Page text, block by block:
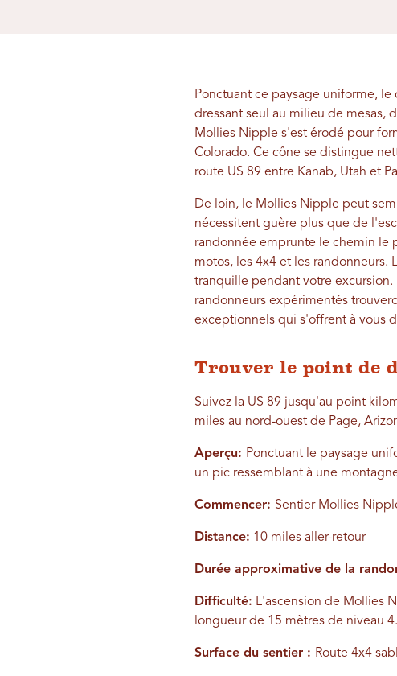
Ponctuant ce paysage uniforme,
dressant seul au milieu de mesas,
Mollies Nipple s'est érodé pour
Colorado. Ce cône se distingue
route US 89 entre Kanab, Utah et
De loin, le Mollies Nipple peut
nécessitent guère plus que de
randonnée emprunte le chemin le
motos, les 4x4 et les
tranquille pendant votre
randonneurs expérimentés
exceptionnels qui s'offrent à vous
Trouver le point de
Suivez la US 89 jusqu'au point
miles au nord-ouest de Page,
Aperçu: Ponctuant le paysage
un pic ressemblant à une
Commencer: Sentier Mollies
Distance: 10 miles aller-retour
Durée approximative de la
Difficulté: L'ascension de Mollies
longueur de 15 mètres de niveau 4.
Surface du sentier : Route 4x4